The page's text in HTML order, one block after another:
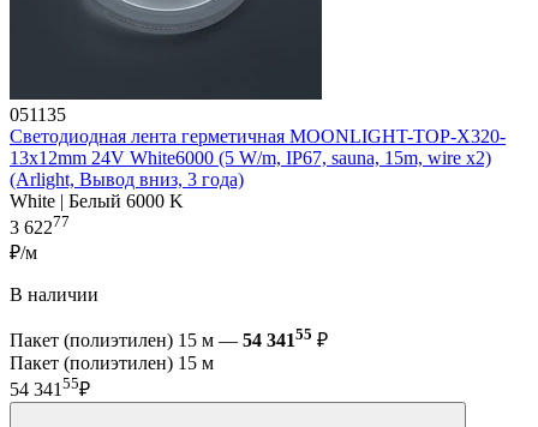
051135
Светодиодная лента герметичная MOONLIGHT-TOP-X320-
13x12mm 24V White6000 (5 W/m, IP67, sauna, 15m, wire x2)
(Arlight, Вывод вниз, 3 года)
White | Белый 6000 K
3 62277
₽/м
В наличии
Пакет (полиэтилен) 15 м — 54 34155 ₽
Пакет (полиэтилен) 15 м
54 34155₽